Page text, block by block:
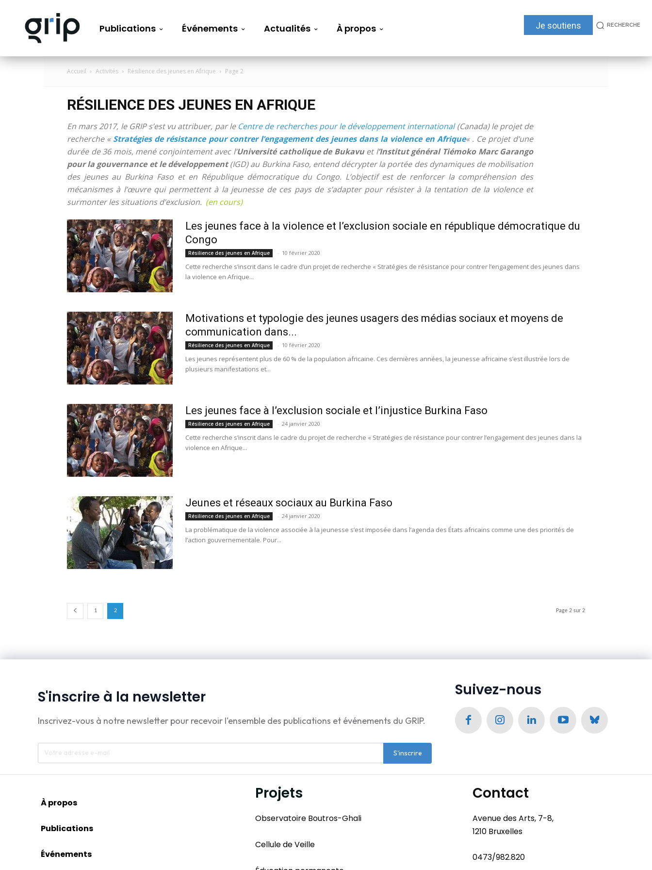
Publications Événements Actualités À propos Je soutiens RECHERCHE
Accueil Activités Résilience des jeunes en Afrique Page 2
RÉSILIENCE DES JEUNES EN AFRIQUE
En mars 2017, le GRIP s’est vu attribuer, par le Centre de recherches pour le développement international(Canada) le projet de
recherche « Stratégies de résistance pour contrer l’engagement des jeunes dans la violence en Afrique« . Ce projet d’une
durée de 36 mois, mené conjointement avec l’Université catholique de Bukavuet l’Institut général Tiémoko Marc Garango
pour la gouvernance et le développement(IGD) au Burkina Faso, entend décrypter la portée des dynamiques de mobilisation
des jeunes au Burkina Faso et en République démocratique du Congo. L’objectif est de renforcer la compréhension des
mécanismes à l’œuvre qui permettent à la jeunesse de ces pays de s’adapter pour résister à la tentation de la violence et
surmonter les situations d’exclusion. (en cours)
Les jeunes face à la violence et l’exclusion sociale en république démocratique du
Congo
Résilience des jeunes en Afrique - 10 février 2020
Cette recherche s’inscrit dans le cadre d’un projet de recherche « Stratégies de résistance pour contrer l’engagement des jeunes dans
la violence en Afrique...
Motivations et typologie des jeunes usagers des médias sociaux et moyens de
communication dans...
Résilience des jeunes en Afrique - 10 février 2020
Les jeunes représentent plus de 60 % de la population africaine. Ces dernières années, la jeunesse africaine s’est illustrée lors de
plusieurs manifestations et...
Les jeunes face à l’exclusion sociale et l’injustice Burkina Faso
Résilience des jeunes en Afrique - 24 janvier 2020
Cette recherche s’inscrit dans le cadre du projet de recherche « Stratégies de résistance pour contrer l’engagement des jeunes dans la
violence en Afrique...
Jeunes et réseaux sociaux au Burkina Faso
Résilience des jeunes en Afrique - 24 janvier 2020
La problématique de la violence associée à la jeunesse s’est imposée dans l’agenda des États africains comme une des priorités de
l’action gouvernementale. Pour...
1 2 Page 2 sur 2
S'inscrire à la newsletter
Inscrivez-vous à notre newsletter pour recevoir l'ensemble des publications et événements du GRIP.
S'inscrire
Suivez-nous
À propos
Publications
Événements
Projets
Observatoire Boutros-Ghali
Cellule de Veille
Contact
Avenue des Arts, 7-8,
1210 Bruxelles
0473/982.820